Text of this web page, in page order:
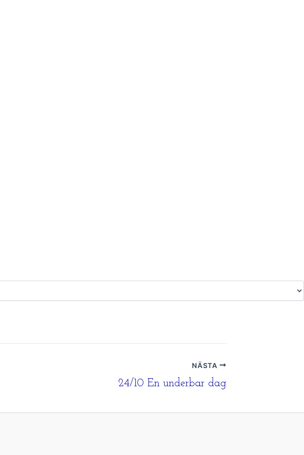
NÄSTA
24/10 En underbar dag